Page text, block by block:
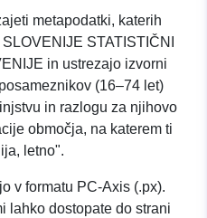
metapodatki, katerih
STATISTIČNI
in ustrezajo izvorni
(16–74 let)
in razlogu za njihovo
območja, na katerem ti
letno".
v formatu PC-Axis (.px).
lahko dostopate do strani